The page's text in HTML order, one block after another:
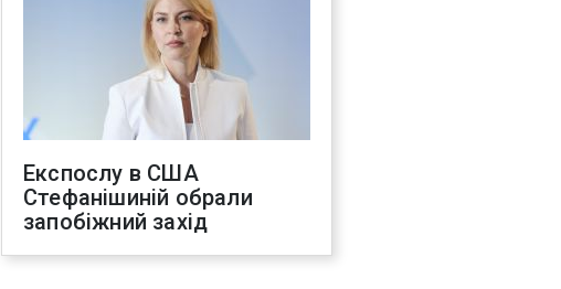
Експослу в США
Стефанішиній обрали
запобіжний захід